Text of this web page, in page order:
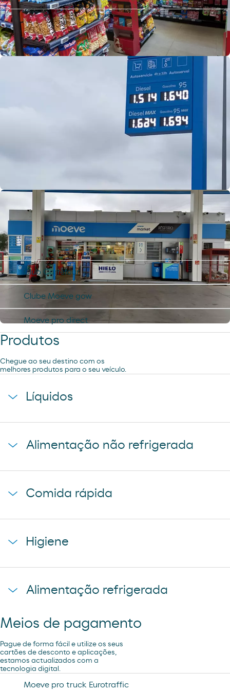
Serviços
Encontre tudo o que precisa para si e
para o seu veículo.
Lojas, restaurantes e cafés
Pão de forno
R´SPIRO
Lavagem e manutenção
Ar e Água
Programas de fidelização
Use os seus cartões de desconto e
apps, estamos atualizados com a
tecnologia digital.
Club Carrefour
Clube Moeve gow
Moeve pro direct
Produtos
Chegue ao seu destino com os
melhores produtos para o seu veículo.
Líquidos
coca-cola
cerveza mahou clasica
Alimentação não refrigerada
donuts
galletas filipinos
cheetos pandilla
Comida rápida
caffe latte kaiku
sadwich mediterraneo
Higiene
compresas evax
tampax compak
desodorante spray axe
Alimentação refrigerada
coca cao shake
minifuet sticks
jamon curado navidul
chorizo revilla
Meios de pagamento
Pague de forma fácil e utilize os seus
cartões de desconto e aplicações,
estamos actualizados com a
tecnologia digital.
Moeve pro truck Eurotraffic